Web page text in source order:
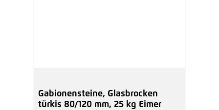
Gabionensteine, Glasbrocken
türkis 80/120 mm, 25 kg Eimer